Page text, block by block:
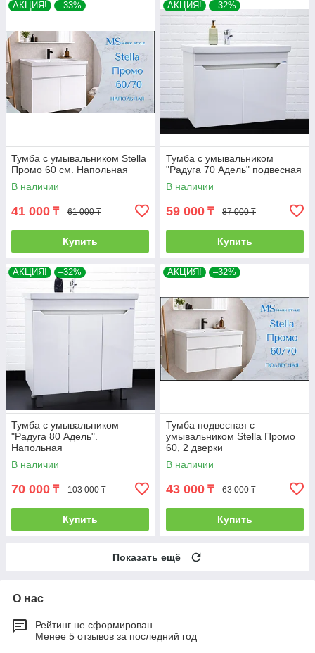
АКЦИЯ! –33%
Тумба с умывальником Stella
Промо 60 см. Напольная
В наличии
41 000 ₸ 61 000 ₸
Купить
АКЦИЯ! –32%
Тумба с умывальником
"Радуга 70 Адель" подвесная
В наличии
59 000 ₸ 87 000 ₸
Купить
АКЦИЯ! –32%
Тумба с умывальником
"Радуга 80 Адель".
Напольная
В наличии
70 000 ₸ 103 000 ₸
Купить
АКЦИЯ! –32%
Тумба подвесная с
умывальником Stella Промо
60, 2 дверки
В наличии
43 000 ₸ 63 000 ₸
Купить
Показать ещё
О нас
Рейтинг не сформирован
Менее 5 отзывов за последний год